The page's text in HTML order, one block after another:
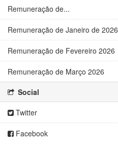
Remuneração de...
Remuneração de Janeiro de 2026
Remuneração de Fevereiro 2026
Remuneração de Março 2026
Social
Twitter
Facebook